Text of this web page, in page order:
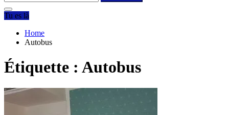
Tu es là
Home
Autobus
Étiquette : Autobus